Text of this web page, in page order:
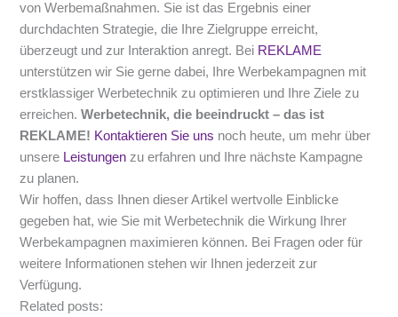
von Werbemaßnahmen. Sie ist das Ergebnis einer
durchdachten Strategie, die Ihre Zielgruppe erreicht,
überzeugt und zur Interaktion anregt. Bei REKLAME
unterstützen wir Sie gerne dabei, Ihre Werbekampagnen mit
erstklassiger Werbetechnik zu optimieren und Ihre Ziele zu
erreichen.Werbetechnik, die beeindruckt – das ist
REKLAME! Kontaktieren Sie uns noch heute, um mehr über
unsere Leistungen zu erfahren und Ihre nächste Kampagne
zu planen.
Wir hoffen, dass Ihnen dieser Artikel wertvolle Einblicke
gegeben hat, wie Sie mit Werbetechnik die Wirkung Ihrer
Werbekampagnen maximieren können. Bei Fragen oder für
weitere Informationen stehen wir Ihnen jederzeit zur
Verfügung.
Related posts: